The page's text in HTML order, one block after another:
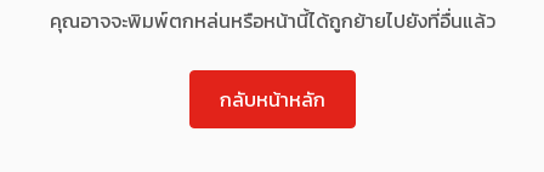
คุณอาจจะพิมพ์ตกหล่นหรือหน้านี้ได้ถูกย้ายไปยังที่อื่นแล้ว
กลับหน้าหลัก